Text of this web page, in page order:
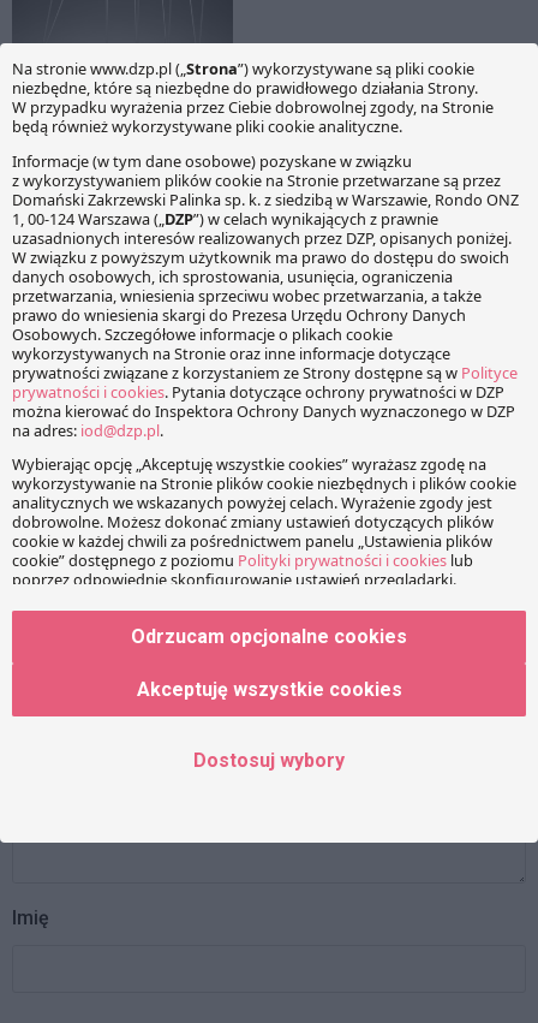
wydanej przez Dyrektora
Izby Skarbowej w Warszawie
(DIS) w dniu 15 czerwca
2011 (IPPB5/423-335/11-
2/PS). Dosyć często
stosowanym obecnie
rozwiązaniem, jest
inwestowanie przez polskich
inwestorów poprzez…
Odpowiedzialność
podatkowa członków
zarządu – przesłanki
uwalniające
Magdalena Skwara
KOMENTARZE
pola są oznaczone
Imię
Odrzucam opcjonalne cookies
Akceptuję wszystkie cookies
Dostosuj wybory